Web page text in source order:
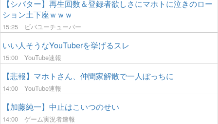
【シバター】再生回数＆登録者欲しさにマホトに泣きのロー
ション土下座ｗｗｗ
15:25 ビバユーチューバー
いい人そうなYouTuberを挙げるスレ
15:00 YouTube速報
【悲報】マホトさん、仲間家解散で一人ぼっちに
14:00 YouTube速報
【加藤純一】中止はこいつのせい
14:00 ゲーム実況者速報